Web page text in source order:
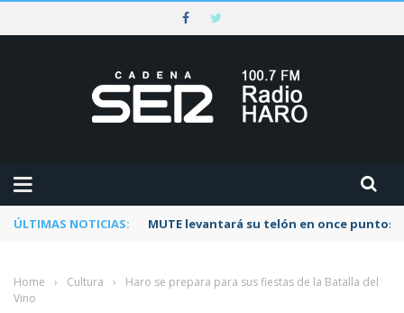
ÚLTIMAS NOTICIAS: Rescatado un ciclista accidentado en un
Home › Cultura ›
Haro se prepara para sus fiestas de la Batalla del
Vino